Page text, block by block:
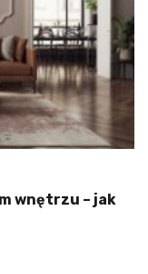
wnętrzu – jak